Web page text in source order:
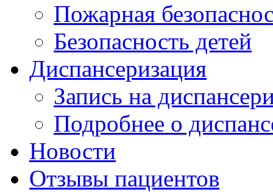
Пожарная
Безопасность детей
Диспансеризация
Запись на
Подробнее о
Новости
Отзывы пациентов